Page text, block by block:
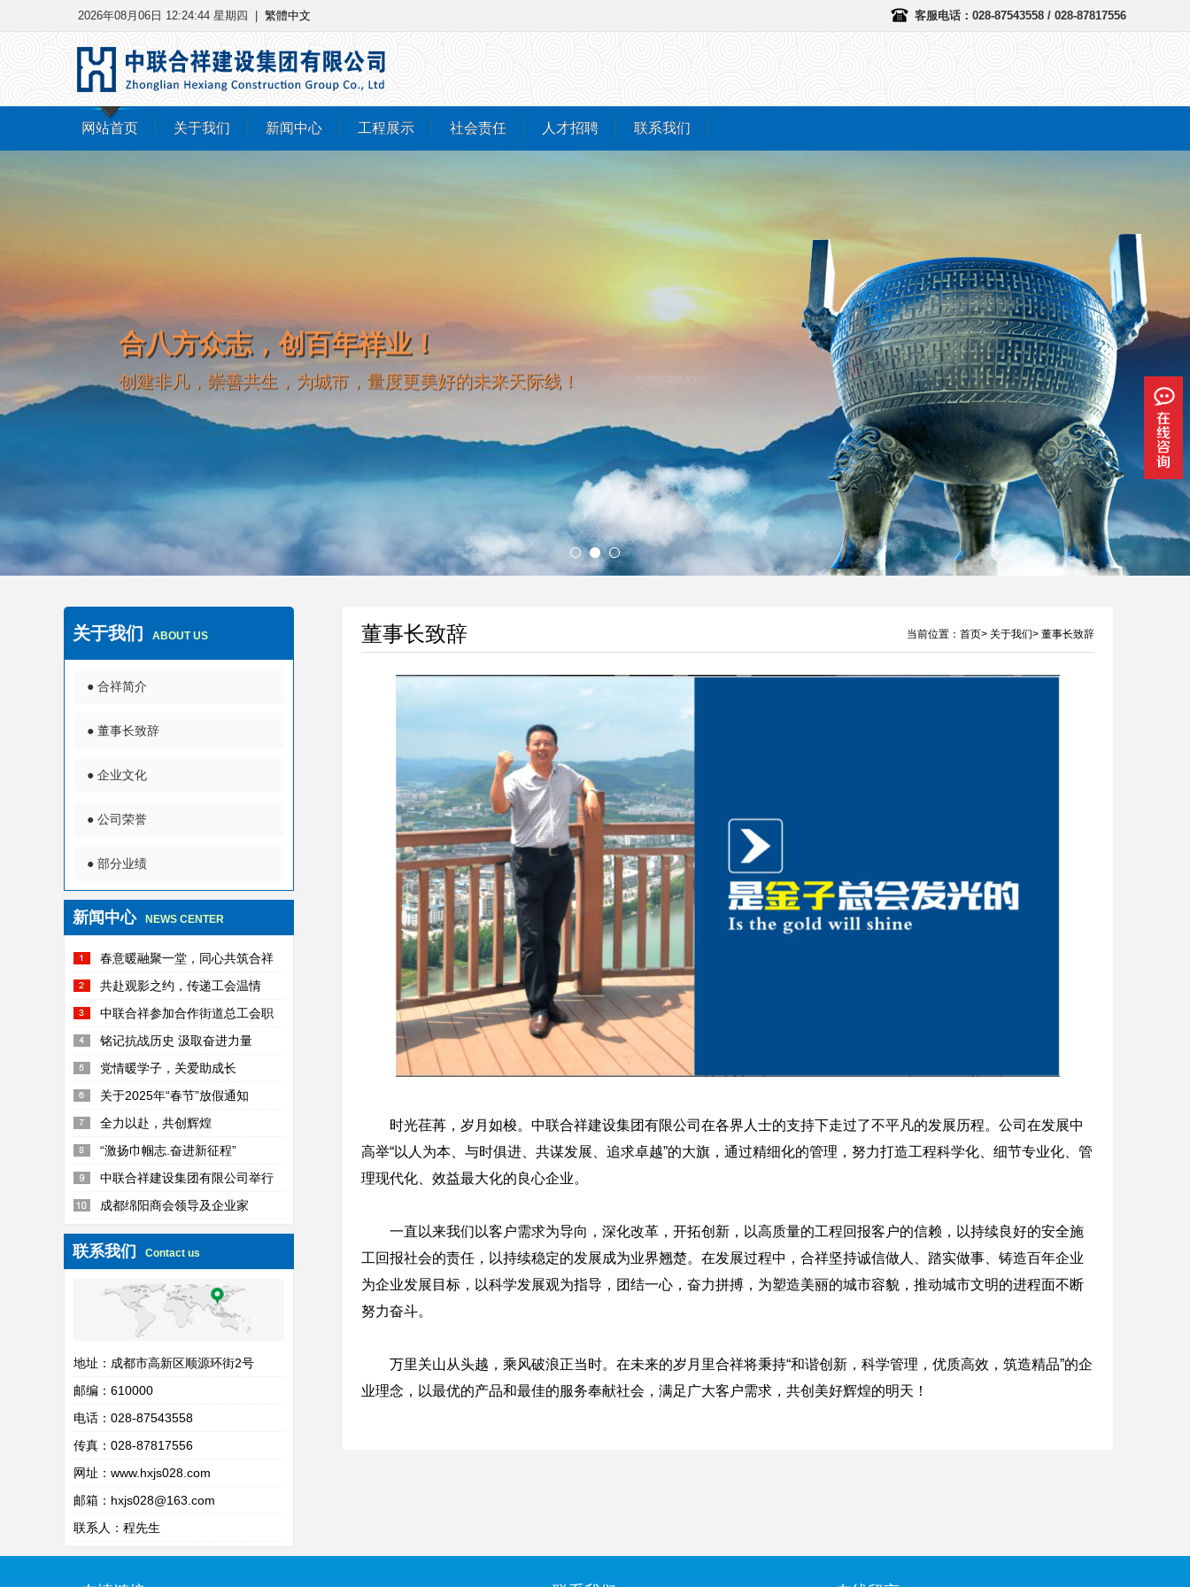
2026年08月06日 12:24:45 星期四 繁體中文 客服电话：028-87543558 / 028-87817556
网站首页 关于我们 新闻中心 工程展示 社会责任 人才招聘 联系我们
诚信做人、踏实做事、铸造百年企业
以人为本、健康发展、与时俱进、安全第一、追求卓越；
关于我们 ABOUT US
● 合祥简介
● 董事长致辞
● 企业文化
● 公司荣誉
● 部分业绩
新闻中心 NEWS CENTER
春意暖融聚一堂，同心共筑合祥
梦
共赴观影之约，传递工会温情
中联合祥参加合作街道总工会职
工趣味运动会活动纪实
铭记抗战历史 汲取奋进力量
党情暖学子，关爱助成长
关于2025年“春节”放假通知
全力以赴，共创辉煌
“激扬巾帼志.奋进新征程”
中联合祥建设集团有限公司举行
新春团拜会
成都绵阳商会领导及企业家
联系我们 Contact us
地址：成都市高新区顺源环街2号
邮编：610000
电话：028-87543558
传真：028-87817556
网址： www.hxjs028.com
邮箱：hxjs028@163.com
联系人：程先生
董事长致辞 当前位置： 首页> 关于我们> 董事长致辞
时光荏苒，岁月如梭。中联合祥建设集团有限公司在各界人士的支持下走过了不平凡的发展历程。公司在发展中
高举“以人为本、与时俱进、共谋发展、追求卓越”的大旗，通过精细化的管理，努力打造工程科学化、细节专业化、管
理现代化、效益最大化的良心企业。
一直以来我们以客户需求为导向，深化改革，开拓创新，以高质量的工程回报客户的信赖，以持续良好的安全施
工回报社会的责任，以持续稳定的发展成为业界翘楚。在发展过程中，合祥坚持诚信做人、踏实做事、铸造百年企业
为企业发展目标，以科学发展观为指导，团结一心，奋力拼搏，为塑造美丽的城市容貌，推动城市文明的进程面不断
努力奋斗。
万里关山从头越，乘风破浪正当时。在未来的岁月里合祥将秉持“和谐创新，科学管理，优质高效，筑造精品”的企
业理念，以最优的产品和最佳的服务奉献社会，满足广大客户需求，共创美好辉煌的明天！